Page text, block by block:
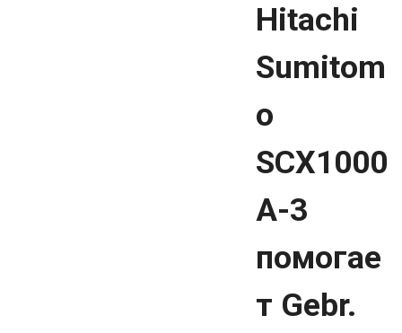
Hitachi
Sumitom
o
SCX1000
A-3
помогае
т Gebr.